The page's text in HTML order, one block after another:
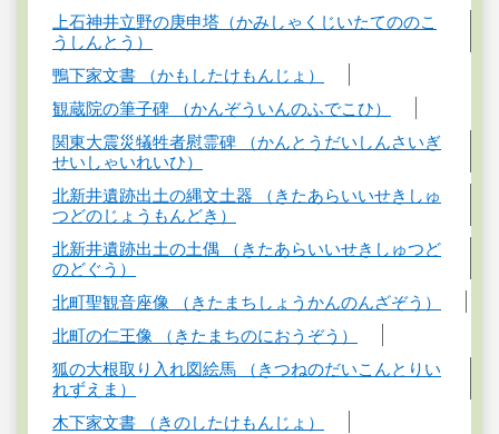
上石神井立野の庚申塔（かみしゃくじいたてののこ
うしんとう）
鴨下家文書 （かもしたけもんじょ）
観蔵院の筆子碑 （かんぞういんのふでこひ）
関東大震災犠牲者慰霊碑 （かんとうだいしんさいぎ
せいしゃいれいひ）
北新井遺跡出土の縄文土器 （きたあらいいせきしゅ
つどのじょうもんどき）
北新井遺跡出土の土偶 （きたあらいいせきしゅつど
のどぐう）
北町聖観音座像 （きたまちしょうかんのんざぞう）
北町の仁王像 （きたまちのにおうぞう）
狐の大根取り入れ図絵馬 （きつねのだいこんとりい
れずえま）
木下家文書 （きのしたけもんじょ）